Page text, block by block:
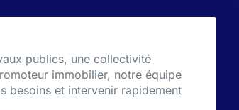
publics, une collectivité
immobilier, notre équipe
besoins et intervenir rapidement